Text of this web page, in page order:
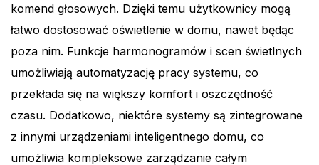
komend głosowych. Dzięki temu użytkownicy mogą
łatwo dostosować oświetlenie w domu, nawet będąc
poza nim. Funkcje harmonogramów i scen świetlnych
umożliwiają automatyzację pracy systemu, co
przekłada się na większy komfort i oszczędność
czasu. Dodatkowo, niektóre systemy są zintegrowane
z innymi urządzeniami inteligentnego domu, co
umożliwia kompleksowe zarządzanie całym